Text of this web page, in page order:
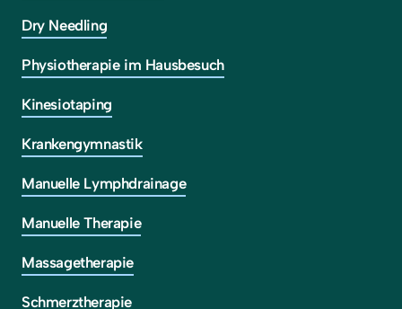
Dry Needling
Physiotherapie im Hausbesuch
Kinesiotaping
Krankengymnastik
Manuelle Lymphdrainage
Manuelle Therapie
Massagetherapie
Schmerztherapie